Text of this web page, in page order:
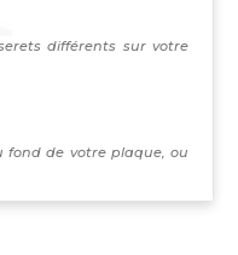
différents sur votre
fond de votre plaque, ou